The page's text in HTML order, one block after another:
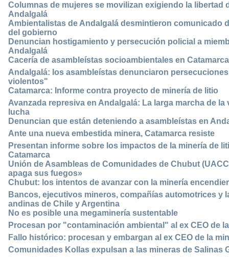
Columnas de mujeres se movilizan exigiendo la libertad
Andalgalá
Ambientalistas de Andalgalá desmintieron comunicado
del gobierno
Denuncian hostigamiento y persecución policial a
Andalgalá
Cacería de asambleístas socioambientales en Catamarca
Andalgalá: los asambleístas denunciaron
violentos"
Catamarca: Informe contra proyecto de minería de litio
Avanzada represiva en Andalgalá: La larga marcha de
lucha
Denuncian que están deteniendo a asambleístas en
Ante una nueva embestida minera, Catamarca resiste
Presentan informe sobre los impactos de la minería de
Catamarca
Unión de Asambleas de Comunidades de Chubut
apaga sus fuegos»
Chubut: los intentos de avanzar con la minería
Bancos, ejecutivos mineros, compañías automotrices y
andinas de Chile y Argentina
No es posible una megaminería sustentable
Procesan por "contaminación ambiental" al ex CEO de
Fallo histórico: procesan y embargan al ex CEO de la
Comunidades Kollas expulsan a las mineras de Salinas